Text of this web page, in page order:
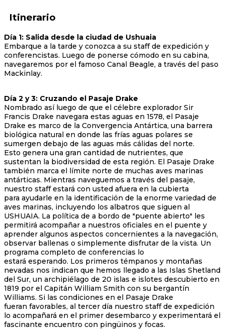
Itinerario
Día 1: Salida desde la ciudad de Ushuaia
Embarque a la tarde y conozca a su staff de expedición y
conferencistas. Luego de ponerse cómodo en su cabina,
navegaremos por el famoso Canal Beagle, a través del paso
Mackinlay.
Día 2 y 3: Cruzando el Pasaje Drake
Nombrado así luego de que el célebre explorador Sir
Francis Drake navegara estas aguas en 1578, el Pasaje
Drake es marco de la Convergencia Antártica, una barrera
biológica natural en donde las frías aguas polares se
sumergen debajo de las aguas más cálidas del norte.
Esto genera una gran cantidad de nutrientes, que
sustentan la biodiversidad de esta región. El Pasaje Drake
también marca el límite norte de muchas aves marinas
antárticas. Mientras naveguemos a través del pasaje,
nuestro staff estará con usted afuera en la cubierta
para ayudarle en la identificación de la enorme variedad de
aves marinas, incluyendo los albatros que siguen al
USHUAIA. La política de a bordo de "puente abierto" les
permitirá acompañar a nuestros oficiales en el puente y
aprender algunos aspectos concernientes a la navegación,
observar ballenas o simplemente disfrutar de la vista. Un
programa completo de conferencias lo
estará esperando. Los primeros témpanos y montañas
nevadas nos indican que hemos llegado a las Islas Shetland
del Sur, un archipiélago de 20 islas e islotes descubierto en
1819 por el Capitán William Smith con su bergantín
Williams. Si las condiciones en el Pasaje Drake
fueran favorables, al tercer día nuestro staff de expedición
lo acompañará en el primer desembarco y experimentará el
fascinante encuentro con pingüinos y focas.